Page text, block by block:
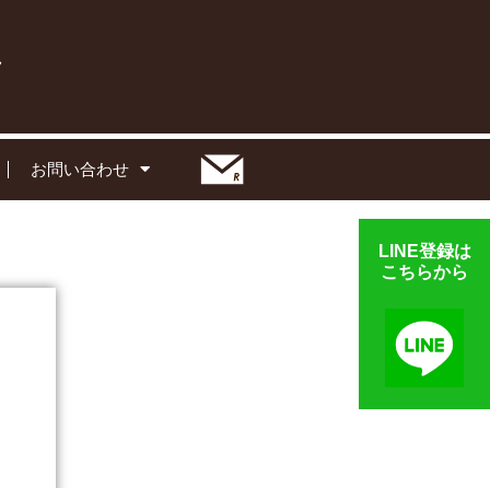
お問い合わせ
LINE登録は
こちらから